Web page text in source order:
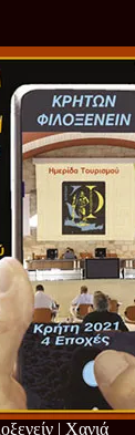
| Χανιά